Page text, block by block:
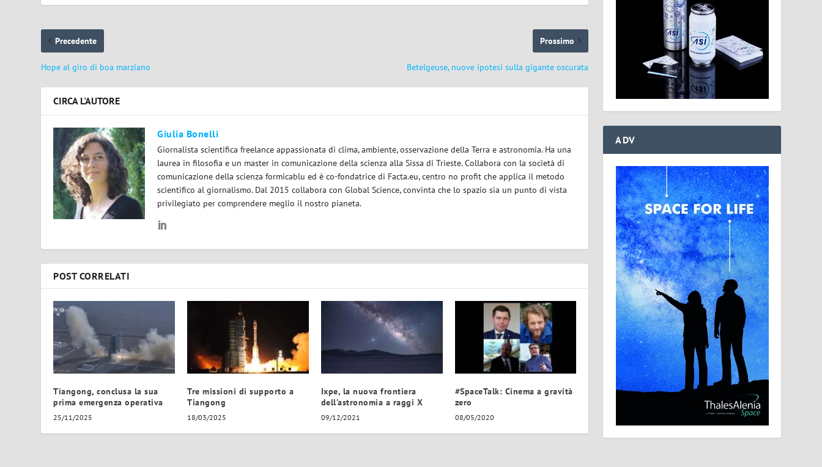
Precedente
Hope al giro di boa marziano
Prossimo
Betelgeuse, nuove ipotesi sulla gigante oscurata
CIRCA L'AUTORE
Giulia Bonelli
Giornalista scientifica freelance appassionata di clima, ambiente, osservazione della Terra e astronomia. Ha una
laurea in filosofia e un master in comunicazione della scienza alla Sissa di Trieste. Collabora con la società di
comunicazione della scienza formicablu ed è co-fondatrice di Facta.eu, centro no profit che applica il metodo
scientifico al giornalismo. Dal 2015 collabora con Global Science, convinta che lo spazio sia un punto di vista
privilegiato per comprendere meglio il nostro pianeta.
POST CORRELATI
Tiangong, conclusa la sua
prima emergenza operativa
25/11/2025
Tre missioni di supporto a
Tiangong
18/03/2025
Ixpe, la nuova frontiera
dell’astronomia a raggi X
09/12/2021
#SpaceTalk: Cinema a gravità
zero
08/05/2020
ADV